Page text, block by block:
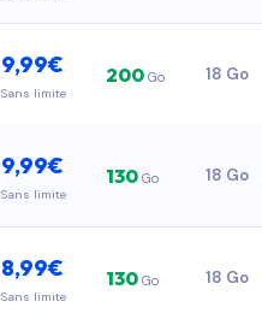
9,99€
Sans limite
200Go 18 Go
9,99€
Sans limite
130Go 18 Go
8,99€
Sans limite
130Go 18 Go